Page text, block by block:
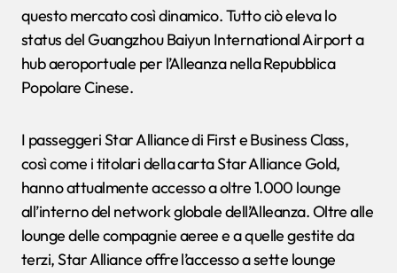
questo mercato così dinamico. Tutto ciò eleva lo
status del Guangzhou Baiyun International Airport a
hub aeroportuale per l’Alleanza nella Repubblica
Popolare Cinese.
I passeggeri Star Alliance di First e Business Class,
così come i titolari della carta Star Alliance Gold,
hanno attualmente accesso a oltre 1.000 lounge
all’interno del network globale dell’Alleanza. Oltre alle
lounge delle compagnie aeree e a quelle gestite da
terzi, Star Alliance offre l’accesso a sette lounge